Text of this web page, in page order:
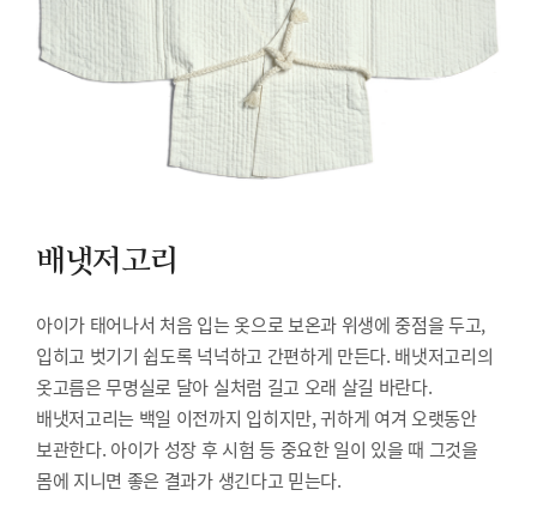
배냇저고리
아이가 태어나서 처음 입는 옷으로 보온과 위생에 중점을 두고,
입히고 벗기기 쉽도록 넉넉하고 간편하게 만든다. 배냇저고리의
옷고름은 무명실로 달아 실처럼 길고 오래 살길 바란다.
배냇저고리는 백일 이전까지 입히지만, 귀하게 여겨 오랫동안
보관한다. 아이가 성장 후 시험 등 중요한 일이 있을 때 그것을
몸에 지니면 좋은 결과가 생긴다고 믿는다.